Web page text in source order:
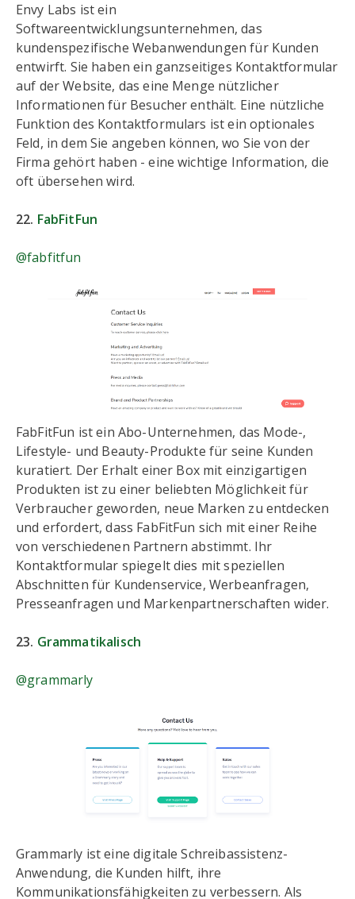
Envy Labs ist ein
Softwareentwicklungsunternehmen, das
kundenspezifische Webanwendungen für Kunden
entwirft. Sie haben ein ganzseitiges Kontaktformular
auf der Website, das eine Menge nützlicher
Informationen für Besucher enthält. Eine nützliche
Funktion des Kontaktformulars ist ein optionales
Feld, in dem Sie angeben können, wo Sie von der
Firma gehört haben - eine wichtige Information, die
oft übersehen wird.
22. FabFitFun
@fabfitfun
FabFitFun ist ein Abo-Unternehmen, das Mode-,
Lifestyle- und Beauty-Produkte für seine Kunden
kuratiert. Der Erhalt einer Box mit einzigartigen
Produkten ist zu einer beliebten Möglichkeit für
Verbraucher geworden, neue Marken zu entdecken
und erfordert, dass FabFitFun sich mit einer Reihe
von verschiedenen Partnern abstimmt. Ihr
Kontaktformular spiegelt dies mit speziellen
Abschnitten für Kundenservice, Werbeanfragen,
Presseanfragen und Markenpartnerschaften wider.
23. Grammatikalisch
@grammarly
Grammarly ist eine digitale Schreibassistenz-
Anwendung, die Kunden hilft, ihre
Kommunikationsfähigkeiten zu verbessern. Als